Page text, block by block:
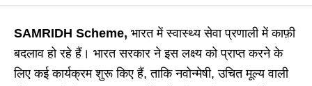
SAMRIDH Scheme, भारत में स्वास्थ्य सेवा प्रणाली में काफ़ी
बदलाव हो रहे हैं। भारत सरकार ने इस लक्ष्य को प्राप्त करने के
लिए कई कार्यक्रम शुरू किए हैं, ताकि नवोन्मेषी, उचित मूल्य वाली